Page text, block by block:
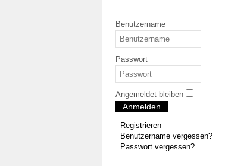
Benutzername
Passwort
Angemeldet bleiben
Anmelden
Registrieren
Benutzername vergessen?
Passwort vergessen?